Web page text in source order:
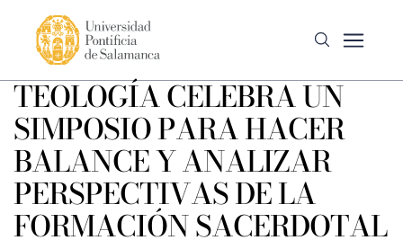
TEOLOGÍA CELEBRA UN
SIMPOSIO PARA HACER
BALANCE Y ANALIZAR
PERSPECTIVAS DE LA
FORMACIÓN SACERDOTAL